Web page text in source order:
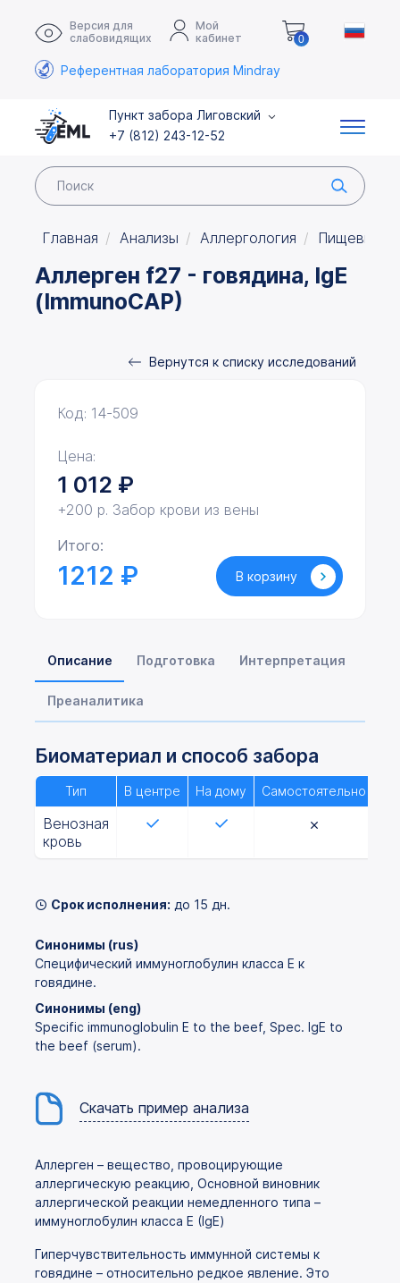
Версия для
слабовидящих
Мой
кабинет
0
Референтная лаборатория Mindray
Пункт забора Лиговский
+7 (812) 243-12-52
Главная Анализы Аллергология Пищевые
Аллерген f27 - говядина, IgE
(ImmunoCAP)
Вернутся к списку исследований
Описание Подготовка Интерпретация
Преаналитика
Биоматериал и способ забора
Тип В центре На дому Самостоятельно
Венозная
кровь
Срок исполнения: до 15 дн.
Синонимы (rus)
Специфический иммуноглобулин класса Е к
говядине.
Синонимы (eng)
Specific immunoglobulin E to the beef, Spec. IgE to
the beef (serum).
Скачать пример анализа
Аллерген – вещество, провоцирующие
аллергическую реакцию, Основной виновник
аллергической реакции немедленного типа –
иммуноглобулин класса Е (IgE)
Гиперчувствительность иммунной системы к
говядине – относительно редкое явление. Это
Код: 14-509
Цена:
1 012 ₽
+200 р. Забор крови из вены
Итого:
1212 ₽ В корзину